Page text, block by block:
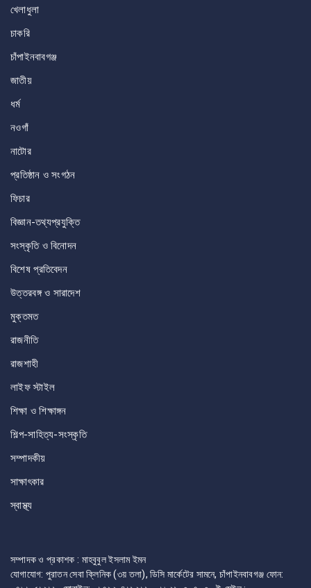
খেলাধুলা
চাকরি
চাঁপাইনবাবগঞ্জ
জাতীয়
ধর্ম
নওগাঁ
নাটোর
প্রতিষ্ঠান ও সংগঠন
ফিচার
বিজ্ঞান-তথ্যপ্রযুক্তি
সংস্কৃতি ও বিনোদন
বিশেষ প্রতিবেদন
উত্তরবঙ্গ ও সারাদেশ
মুক্তমত
রাজনীতি
রাজশাহী
লাইফ স্টাইল
শিক্ষা ও শিক্ষাঙ্গন
শিল্প-সাহিত্য-সংস্কৃতি
সম্পাদকীয়
সাক্ষাৎকার
স্বাস্থ্য
সম্পাদক ও প্রকাশক : মাহবুবুল ইসলাম ইমন
যোগাযোগ: পুরাতন সেবা ক্লিনিক (৩য় তলা), ডিসি মার্কেটের সামনে, চাঁপাইনবাবগঞ্জ ফোন: